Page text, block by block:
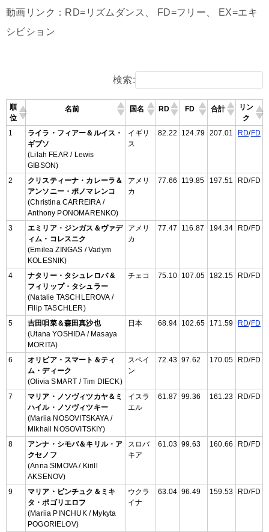
動画リンク：RD=リズムダンス、 FD=フリー、 EX=エキ
シビション
検索:
順
位
名前 国名 RD FD 合計
リン
ク
1
ライラ・フィアー＆ルイス・
ギブソ
(Lilah FEAR / Lewis
GIBSON)
イギリ
ス
82.22 124.79 207.01 RD/FD
2
クリスティーナ・カレーラ＆
アンソニー・ポノマレンコ
(Christina CARREIRA /
Anthony PONOMARENKO)
アメリ
カ
77.66 119.85 197.51 RD/FD
3
エミリア・ジンガス＆ヴァデ
ィム・コレスニク
(Emilea ZINGAS / Vadym
KOLESNIK)
アメリ
カ
77.47 116.87 194.34 RD/FD
4
ナタリー・タシュレロバ &
フィリップ・タシュラー
(Natalie TASCHLEROVA /
Filip TASCHLER)
チェコ 75.10 107.05 182.15 RD/FD
5
吉田唄菜＆森田真沙也
(Utana YOSHIDA / Masaya
MORITA)
日本 68.94 102.65 171.59 RD/FD
6
オリビア・スマート＆ティ
ム・ディーク
(Olivia SMART / Tim DIECK)
スペイ
ン
72.43 97.62 170.05 RD/FD
7
マリア・ノソヴィツカヤ＆ミ
ハイル・ノソヴィツキー
(Mariia NOSOVITSKAYA /
Mikhail NOSOVITSKIY)
イスラ
エル
61.87 99.36 161.23 RD/FD
8
アンナ・シモバ＆キリル・ア
クセノフ
(Anna SIMOVA / Kirill
AKSENOV)
スロバ
キア
61.03 99.63 160.66 RD/FD
9
マリア・ピンチュク＆ミキ
タ・ポゴリエロフ
(Mariia PINCHUK / Mykyta
POGORIELOV)
ウクラ
イナ
63.04 96.49 159.53 RD/FD